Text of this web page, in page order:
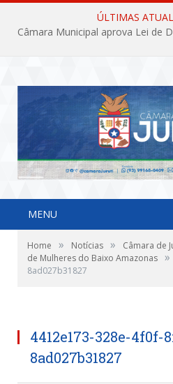
ÚLTIMAS
MENU
Home » Notícias »
Câmara de
de Mulheres do Baixo Amazonas »
8ad027b31827
4412e173-328e-4f0f-
8ad027b31827